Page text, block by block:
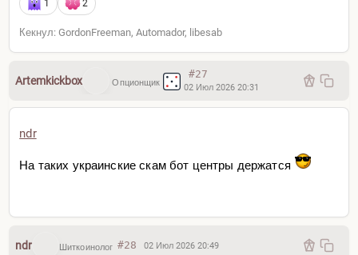
1 2
Кекнул: GordonFreeman, Automador, libesab
Artemkickbox Опционщик
#27
02 Июл 2026 20:31
ndr
На таких украинские скам бот центры держатся
ndr Шиткоинолог #28 02 Июл 2026 20:49